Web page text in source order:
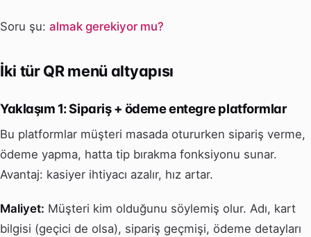
Soru şu: almak gerekiyor mu?
İki tür QR menü altyapısı
Yaklaşım 1: Sipariş + ödeme entegre platformlar
Bu platformlar müşteri masada otururken sipariş verme,
ödeme yapma, hatta tip bırakma fonksiyonu sunar.
Avantaj: kasiyer ihtiyacı azalır, hız artar.
Maliyet: Müşteri kim olduğunu söylemiş olur. Adı, kart
bilgisi (geçici de olsa), sipariş geçmişi, ödeme detayları